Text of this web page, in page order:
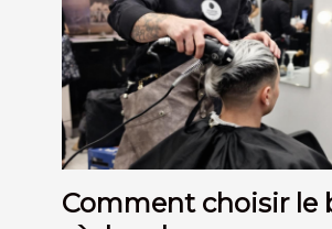
Comment choisir le